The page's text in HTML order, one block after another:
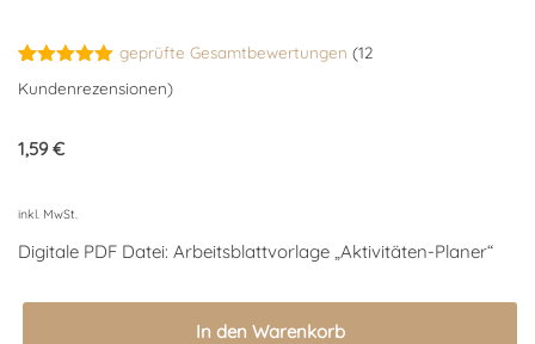
Bewertet
mit5.00
auf
12
geprüfte Gesamtbewertungen (12
Kundenrezensionen)
1,59€
inkl. MwSt.
Digitale PDF Datei: Arbeitsblattvorlage „Aktivitäten-Planer“
In den Warenkorb